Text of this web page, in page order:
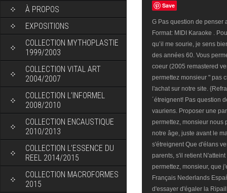
À PROPOS
EXPOSITIONS
COLLECTION MYTHOPLASTIE
1999/2003
COLLECTION VITAL ART
2004/2007
COLLECTION L’INFORMEL
2008/2010
COLLECTION ENCAUSTIQUE
2010/2013
COLLECTION L’ESSENCE DU
REEL 2014/2015
COLLECTION MACROFORMES
2015
Save
G Pas question de penser
Format: MIDI Karaoke .
qu’il me sourie, je sens
des années 60. Vous
coeur (2005 remastered
permettez monsieur " pas
l'achat sur notre site.
´étreignent! Pas question
vauriens. Proposer une
permettez, monsieur nous
notre âge, juste avant le
s'étreignent Que d'élans
parents, s'il retient
permettez, monsieur, que
Français Nederlands
d'essayer d'égaler la